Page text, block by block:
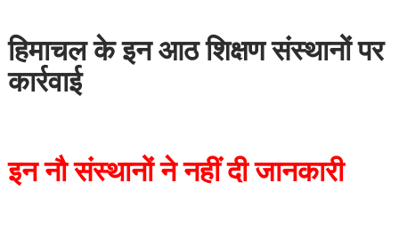
हिमाचल के इन आठ शिक्षण संस्थानों पर
कार्रवाई
इन नौ संस्थानों ने नहीं दी जानकारी